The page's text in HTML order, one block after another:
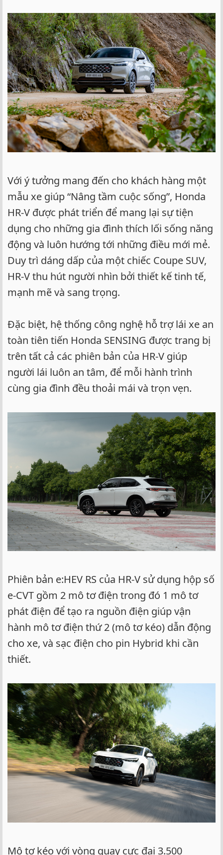
Với ý tưởng mang đến cho khách hàng một
mẫu xe giúp “Nâng tầm cuộc sống”, Honda
HR-V được phát triển để mang lại sự tiện
dụng cho những gia đình thích lối sống năng
động và luôn hướng tới những điều mới mẻ.
Duy trì dáng dấp của một chiếc Coupe SUV,
HR-V thu hút người nhìn bởi thiết kế tinh tế,
mạnh mẽ và sang trọng.
Đặc biệt, hệ thống công nghệ hỗ trợ lái xe an
toàn tiên tiến Honda SENSING được trang bị
trên tất cả các phiên bản của HR-V giúp
người lái luôn an tâm, để mỗi hành trình
cùng gia đình đều thoải mái và trọn vẹn.
Phiên bản e:HEV RS của HR-V sử dụng hộp số
e-CVT gồm 2 mô tơ điện trong đó 1 mô tơ
phát điện để tạo ra nguồn điện giúp vận
hành mô tơ điện thứ 2 (mô tơ kéo) dẫn động
cho xe, và sạc điện cho pin Hybrid khi cần
thiết.
Mô tơ kéo với vòng quay cực đại 3.500